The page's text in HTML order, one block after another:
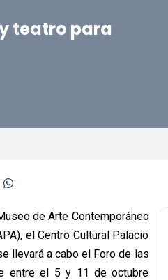
teatro para
de Arte Contemporáneo
el Centro Cultural Palacio
llevará a cabo el Foro de las
entre el 5 y 11 de octubre